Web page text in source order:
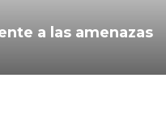
a las amenazas